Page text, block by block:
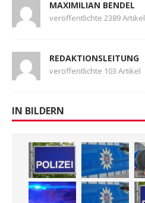
MAXIMILIAN BENDEL
veröffentlichte 2389 Artikel
REDAKTIONSLEITUNG
veröffentlichte 103 Artikel
IN BILDERN